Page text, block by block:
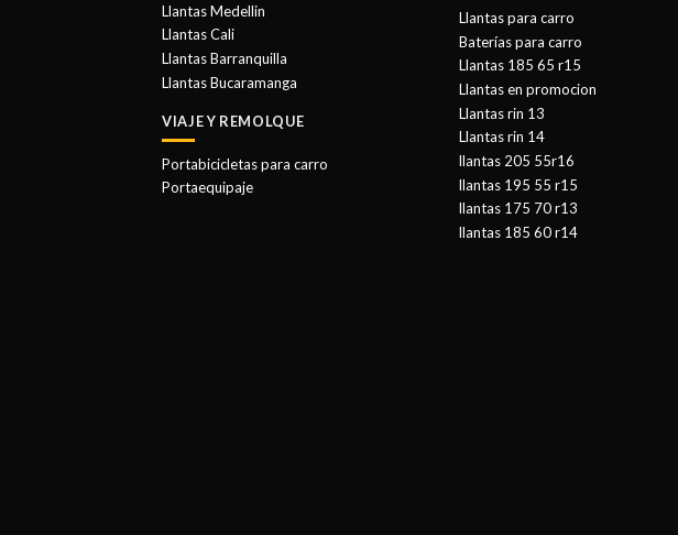
Llantas Medellin
Llantas Cali
Llantas Barranquilla
Llantas Bucaramanga
VIAJE Y REMOLQUE
Portabicicletas para carro
Portaequipaje
Llantas para carro
Baterías para carro
Llantas 185 65 r15
Llantas en promocion
Llantas rin 13
Llantas rin 14
llantas 205 55r16
llantas 195 55 r15
llantas 175 70 r13
llantas 185 60 r14